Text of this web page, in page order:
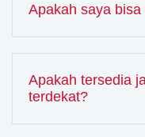
Apakah saya
Apakah tersedia
terdekat?